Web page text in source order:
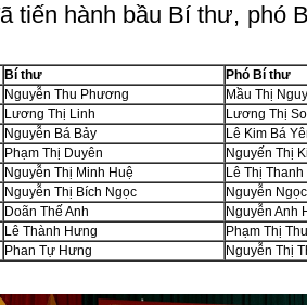
tiến hành bầu Bí thư, phó
Bí thư
Phó Bí thư
Nguyễn Thu Phương
Mầu Thị
Lương Thị Linh
Lương Thị
Nguyễn Bá Bảy
Lê Kim Bá
Phạm Thị Duyên
Nguyến Thị
Nguyễn Thị Minh Huệ
Lê Thị Thanh
Nguyễn Thị Bích Ngọc
Nguyễn
Doãn Thế Anh
Nguyễn Anh
Lê Thành Hưng
Phạm Thị
Phan Tự Hưng Nguyễn Thị